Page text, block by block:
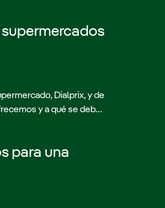
Dialprix, y de
y a qué se debe
para una